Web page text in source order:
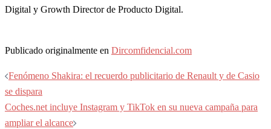
Digital y Growth Director de Producto Digital.
Publicado originalmente en Dircomfidencial.com
Navegación
de
entradas
Fenómeno Shakira: el recuerdo publicitario de Renault y de Casio
se dispara
Coches.net incluye Instagram y TikTok en su nueva campaña para
ampliar el alcance